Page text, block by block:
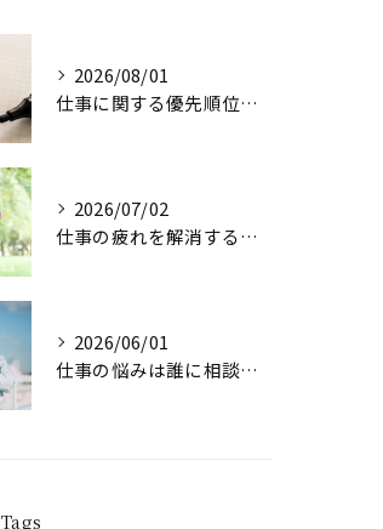
2026/08/01
仕事に関する優先順位のつけ方とは
2026/07/02
仕事の疲れを解消する方法は？
2026/06/01
仕事の悩みは誰に相談すれば良い？
Tags